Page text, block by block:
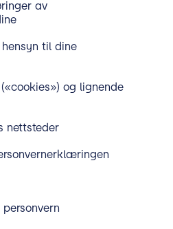
av
til dine
og lignende
nettsteder